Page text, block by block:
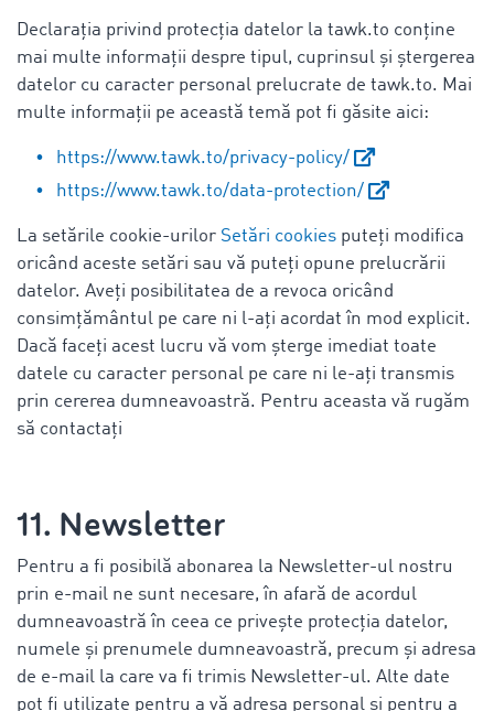
Declarația privind protecția datelor la tawk.to conține
mai multe informații despre tipul, cuprinsul și ștergerea
datelor cu caracter personal prelucrate de tawk.to. Mai
multe informații pe această temă pot fi găsite aici:
https://www.tawk.to/privacy-policy/
https://www.tawk.to/data-protection/
La setările cookie-urilor Setări cookies puteți modifica
oricând aceste setări sau vă puteți opune prelucrării
datelor. Aveți posibilitatea de a revoca oricând
consimțământul pe care ni l-ați acordat în mod explicit.
Dacă faceți acest lucru vă vom șterge imediat toate
datele cu caracter personal pe care ni le-ați transmis
prin cererea dumneavoastră. Pentru aceasta vă rugăm
să contactați
11. Newsletter
Pentru a fi posibilă abonarea la Newsletter-ul nostru
prin e-mail ne sunt necesare, în afară de acordul
dumneavoastră în ceea ce privește protecția datelor,
numele și prenumele dumneavoastră, precum și adresa
de e-mail la care va fi trimis Newsletter-ul. Alte date
pot fi utilizate pentru a vă adresa personal și pentru a